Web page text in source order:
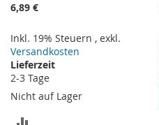
6,89 €
Inkl. 19% Steuern , exkl.
Versandkosten
Lieferzeit
2-3 Tage
Nicht auf Lager